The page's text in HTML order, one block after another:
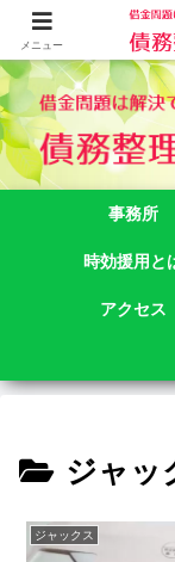
借金問題でお悩みなら
新宿区新宿二丁目
事務所
時効援用と
アクセス
ジャッ
ジャックス
メニュー